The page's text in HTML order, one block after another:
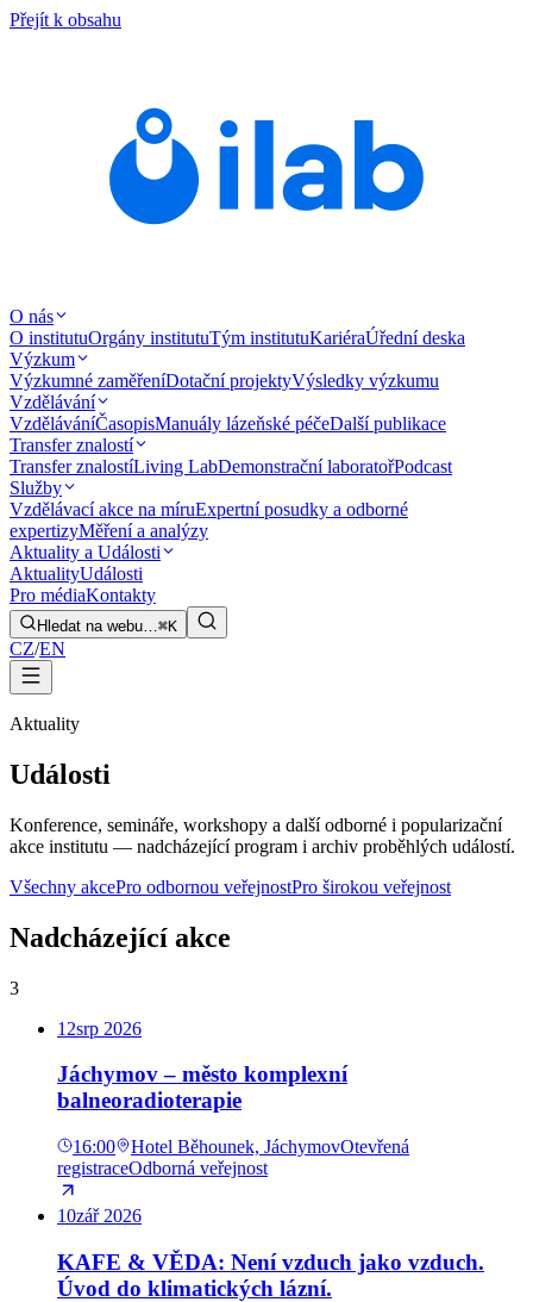
Přejít k obsahu
O nás
O institutuOrgány institutuTým institutuKariéraÚřední deska
Výzkum
Výzkumné zaměřeníDotační projektyVýsledky výzkumu
Vzdělávání
VzděláváníČasopisManuály lázeňské péčeDalší publikace
Transfer znalostí
Transfer znalostíLiving LabDemonstrační laboratořPodcast
Služby
Vzdělávací akce na míruExpertní posudky a odborné
expertizyMěření a analýzy
Aktuality a Události
AktualityUdálosti
Pro médiaKontakty
Hledat na webu…⌘K
CZ/EN
Aktuality
Události
Konference, semináře, workshopy a další odborné i popularizační
akce institutu — nadcházející program i archiv proběhlých událostí.
Všechny akcePro odbornou veřejnostPro širokou veřejnost
Nadcházející akce
3
12srp 2026
Jáchymov – město komplexní
balneoradioterapie
16:00 Hotel Běhounek, JáchymovOtevřená
registraceOdborná veřejnost
10zář 2026
KAFE & VĚDA: Není vzduch jako vzduch.
Úvod do klimatických lázní.